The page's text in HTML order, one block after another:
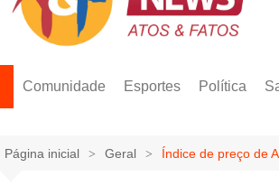
Comunidade Esportes Política
Página inicial Geral Índice de preço de